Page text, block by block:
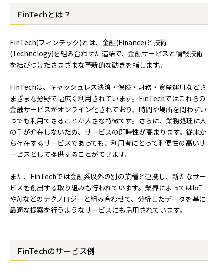
FinTechとは？
FinTech(フィンテック)とは、金融(Finance)と技術
(Technology)を組み合わせた造語で、金融サービスと情報技術
を結びつけたさまざまな革新的な動きを指します。
FinTechは、キャッシュレス決済・保険・財務・資産運用などさ
まざまな分野で幅広く利用されています。FinTechではこれらの
金融サービスがオンライン化されており、時間や場所を問わずい
つでも利用できることが大きな特徴です。さらに、業務処理に人
の手が介在しないため、サービスの即時性が高まります。従来か
ら存在するサービスであっても、利用者にとって利便性の高いサ
ービスとして提供することができます。
また、FinTechでは金融系以外の別の業種と連携し、新たなサー
ビスを創出する取り組みも行われています。業界によってはIoT
やAIなどのテクノロジーと組み合わせて、分析したデータを基に
最適な提案を行うようなサービスにも活用されています。
FinTechのサービス例